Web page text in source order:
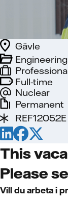
Full-time
Nuclear
Engineering
Gävle
Permanent
REF12052E
This
Please
Vill du arbeta i